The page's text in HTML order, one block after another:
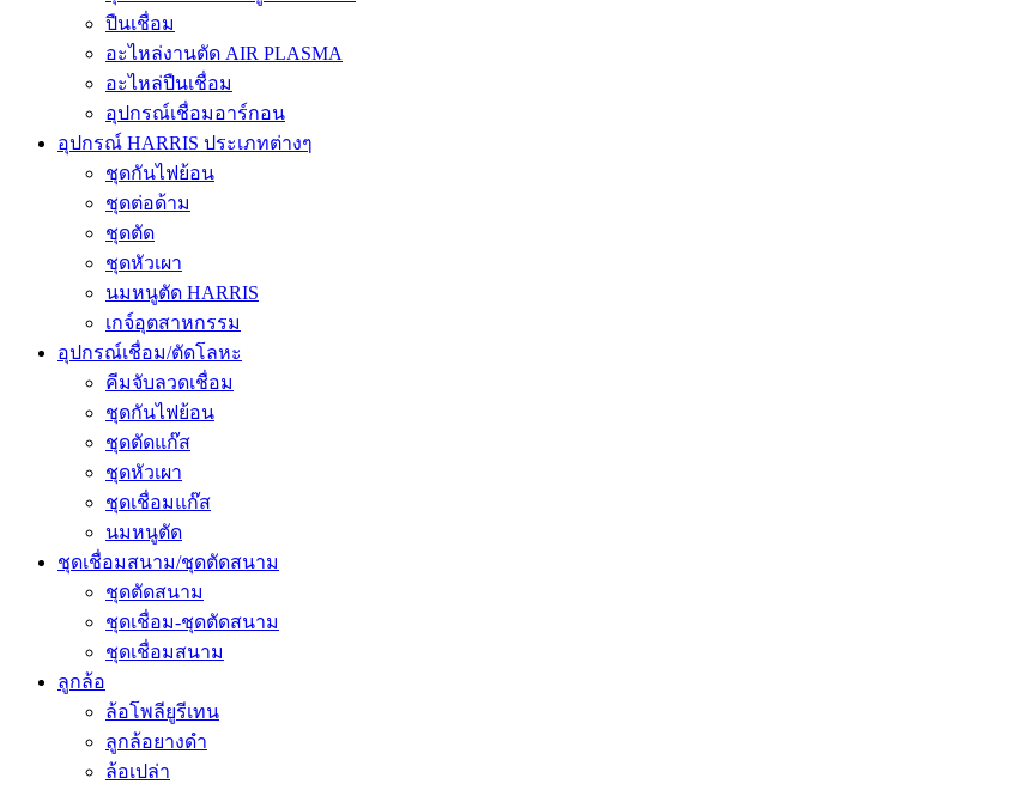
ปืนเชื่อม
อะไหล่งานตัด AIR PLASMA
อะไหล่ปืนเชื่อม
อุปกรณ์เชื่อมอาร์กอน
อุปกรณ์ HARRIS ประเภทต่างๆ
ชุดกันไฟย้อน
ชุดต่อด้าม
ชุดตัด
ชุดหัวเผา
นมหนูตัด HARRIS
เกจ์อุตสาหกรรม
อุปกรณ์เชื่อม/ตัดโลหะ
คีมจับลวดเชื่อม
ชุดกันไฟย้อน
ชุดตัดแก๊ส
ชุดหัวเผา
ชุดเชื่อมแก๊ส
นมหนูตัด
ชุดเชื่อมสนาม/ชุดตัดสนาม
ชุดตัดสนาม
ชุดเชื่อม-ชุดตัดสนาม
ชุดเชื่อมสนาม
ลูกล้อ
ล้อโพลียูรีเทน
ลูกล้อยางดำ
ล้อเปล่า